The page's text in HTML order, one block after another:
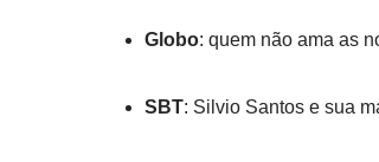
Globo: quem não ama as
SBT: Silvio Santos e sua